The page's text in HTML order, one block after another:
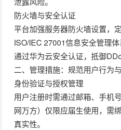
防火墙与安全认证
平台加强服务器防火墙设置，
ISO/IEC 27001信息安全管理
通过华为云安全认证，抵御
二、管理措施：规范用户行为
身份验证与授权管理
用户注册时需通过邮箱、手机
网万方）仅限应届生使用，需
真实性。